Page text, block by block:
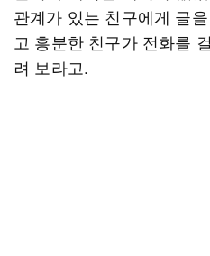
관계가 있는 친구에게 글
고 흥분한 친구가 전화를
려 보라고.